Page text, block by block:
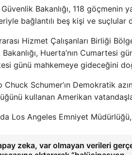
Bakanlığı, 118 göçmenin
bağlantılı beş kişi ve suçlular
Hizmet Çalışanları Birliği
Huerta’nın Cumartesi
günü mahkemeye gideceğini
Chuck Schumer’ın Demokratik
kullanan Amerikan
Los Angeles Emniyet
zeka, var olmayan verileri